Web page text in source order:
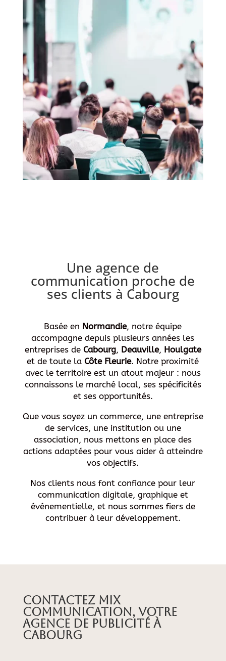
Une agence de
communication proche de
ses clients à Cabourg
Basée en Normandie, notre équipe
accompagne depuis plusieurs années les
entreprises de Cabourg, Deauville, Houlgate
et de toute laCôte Fleurie. Notre proximité
avec le territoire est un atout majeur : nous
connaissons le marché local, ses spécificités
et ses opportunités.
Que vous soyez un commerce, une entreprise
de services, une institution ou une
association, nous mettons en place des
actions adaptées pour vous aider à atteindre
vos objectifs.
Nos clients nous font confiance pour leur
communication digitale, graphique et
événementielle, et nous sommes fiers de
contribuer à leur développement.
Contactez Mix
Communication, votre
agence de publicité à
Cabourg